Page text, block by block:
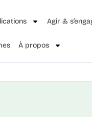
Agir &
À propos